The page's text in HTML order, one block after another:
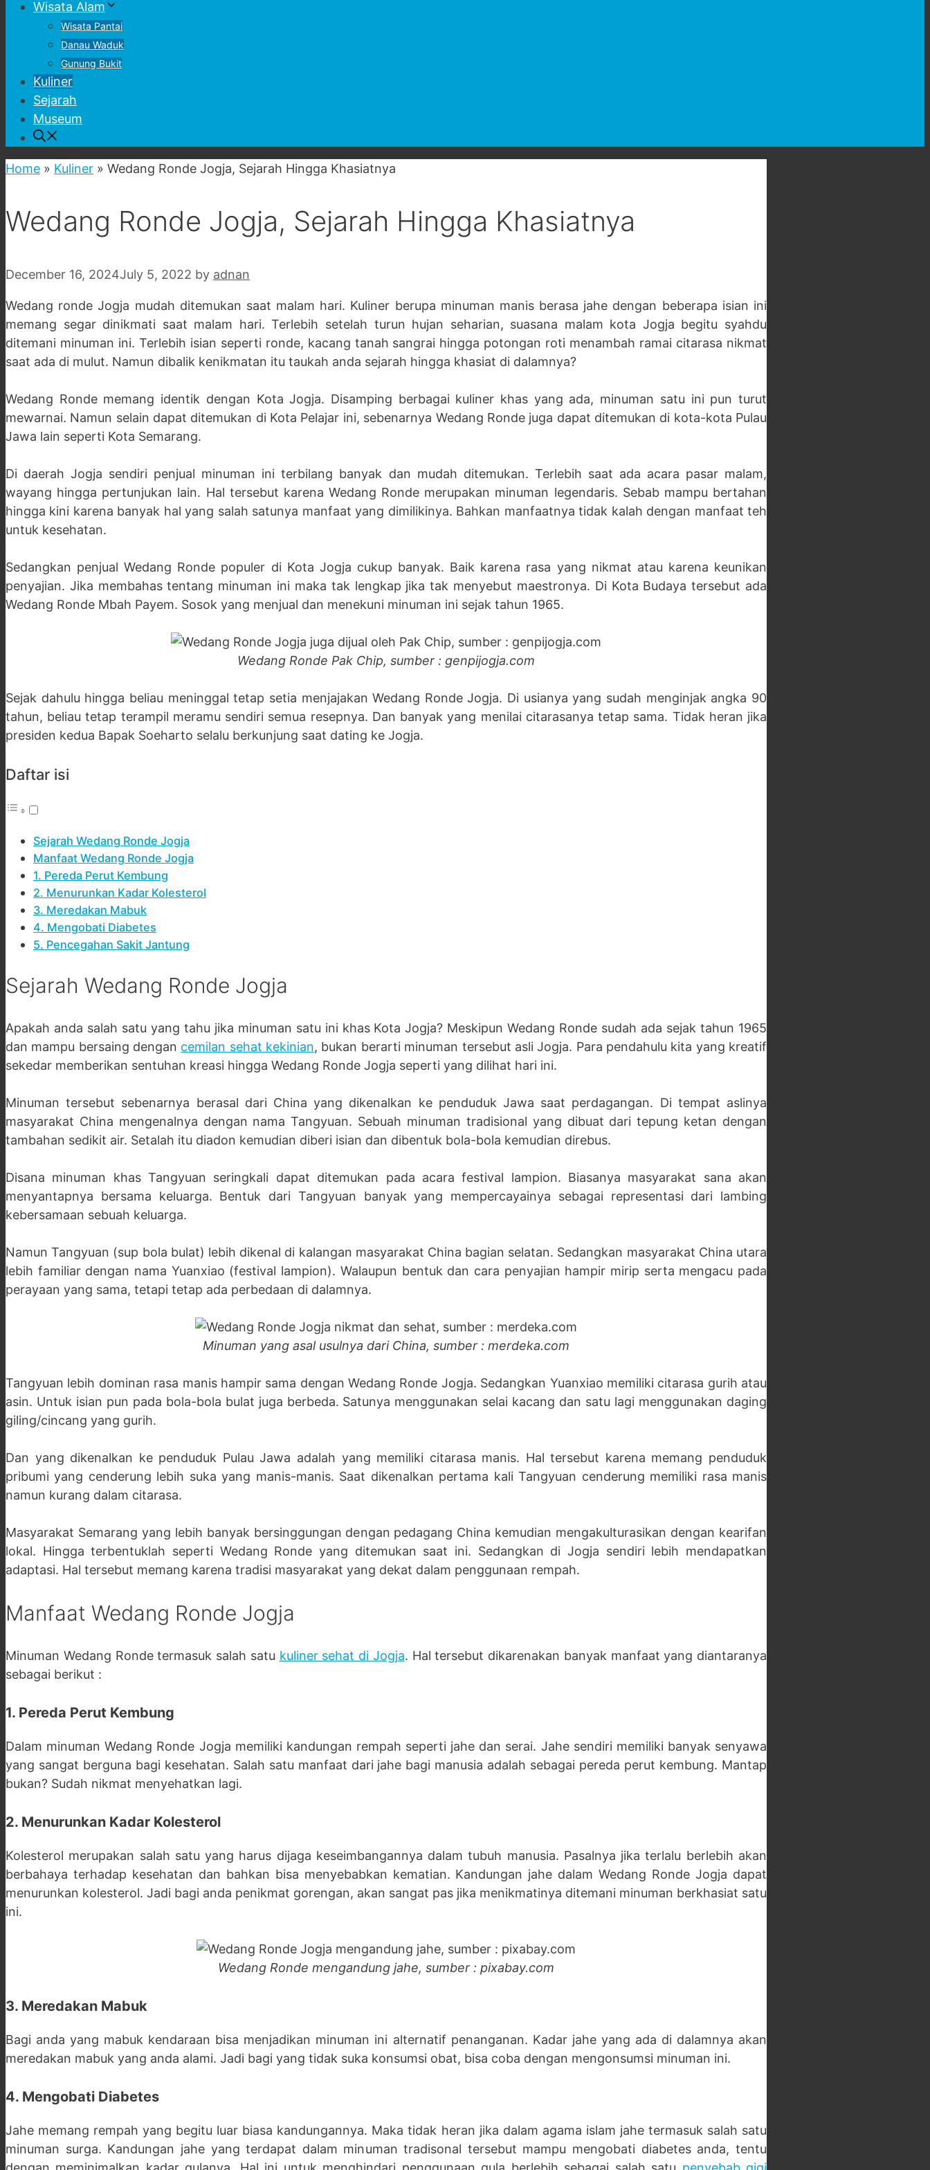
Wisata Alam
Wisata Pantai
Danau Waduk
Gunung Bukit
Kuliner
Sejarah
Museum
Home » Kuliner » Wedang Ronde Jogja, Sejarah Hingga Khasiatnya
Wedang Ronde Jogja, Sejarah Hingga Khasiatnya
December 16, 2024July 5, 2022 by adnan
Wedang ronde Jogja mudah ditemukan saat malam hari. Kuliner berupa minuman manis berasa jahe dengan beberapa isian ini
memang segar dinikmati saat malam hari. Terlebih setelah turun hujan seharian, suasana malam kota Jogja begitu syahdu
ditemani minuman ini. Terlebih isian seperti ronde, kacang tanah sangrai hingga potongan roti menambah ramai citarasa nikmat
saat ada di mulut. Namun dibalik kenikmatan itu taukah anda sejarah hingga khasiat di dalamnya?
Wedang Ronde memang identik dengan Kota Jogja. Disamping berbagai kuliner khas yang ada, minuman satu ini pun turut
mewarnai. Namun selain dapat ditemukan di Kota Pelajar ini, sebenarnya Wedang Ronde juga dapat ditemukan di kota-kota Pulau
Jawa lain seperti Kota Semarang.
Di daerah Jogja sendiri penjual minuman ini terbilang banyak dan mudah ditemukan. Terlebih saat ada acara pasar malam,
wayang hingga pertunjukan lain. Hal tersebut karena Wedang Ronde merupakan minuman legendaris. Sebab mampu bertahan
hingga kini karena banyak hal yang salah satunya manfaat yang dimilikinya. Bahkan manfaatnya tidak kalah dengan manfaat teh
untuk kesehatan.
Sedangkan penjual Wedang Ronde populer di Kota Jogja cukup banyak. Baik karena rasa yang nikmat atau karena keunikan
penyajian. Jika membahas tentang minuman ini maka tak lengkap jika tak menyebut maestronya. Di Kota Budaya tersebut ada
Wedang Ronde Mbah Payem. Sosok yang menjual dan menekuni minuman ini sejak tahun 1965.
Wedang Ronde Pak Chip, sumber : genpijogja.com
Sejak dahulu hingga beliau meninggal tetap setia menjajakan Wedang Ronde Jogja. Di usianya yang sudah menginjak angka 90
tahun, beliau tetap terampil meramu sendiri semua resepnya. Dan banyak yang menilai citarasanya tetap sama. Tidak heran jika
presiden kedua Bapak Soeharto selalu berkunjung saat dating ke Jogja.
Daftar isi
Sejarah Wedang Ronde Jogja
Manfaat Wedang Ronde Jogja
1. Pereda Perut Kembung
2. Menurunkan Kadar Kolesterol
3. Meredakan Mabuk
4. Mengobati Diabetes
5. Pencegahan Sakit Jantung
Sejarah Wedang Ronde Jogja
Apakah anda salah satu yang tahu jika minuman satu ini khas Kota Jogja? Meskipun Wedang Ronde sudah ada sejak tahun 1965
dan mampu bersaing dengan cemilan sehat kekinian, bukan berarti minuman tersebut asli Jogja. Para pendahulu kita yang kreatif
sekedar memberikan sentuhan kreasi hingga Wedang Ronde Jogja seperti yang dilihat hari ini.
Minuman tersebut sebenarnya berasal dari China yang dikenalkan ke penduduk Jawa saat perdagangan. Di tempat aslinya
masyarakat China mengenalnya dengan nama Tangyuan. Sebuah minuman tradisional yang dibuat dari tepung ketan dengan
tambahan sedikit air. Setalah itu diadon kemudian diberi isian dan dibentuk bola-bola kemudian direbus.
Disana minuman khas Tangyuan seringkali dapat ditemukan pada acara festival lampion. Biasanya masyarakat sana akan
menyantapnya bersama keluarga. Bentuk dari Tangyuan banyak yang mempercayainya sebagai representasi dari lambing
kebersamaan sebuah keluarga.
Namun Tangyuan (sup bola bulat) lebih dikenal di kalangan masyarakat China bagian selatan. Sedangkan masyarakat China utara
lebih familiar dengan nama Yuanxiao (festival lampion). Walaupun bentuk dan cara penyajian hampir mirip serta mengacu pada
perayaan yang sama, tetapi tetap ada perbedaan di dalamnya.
Minuman yang asal usulnya dari China, sumber : merdeka.com
Tangyuan lebih dominan rasa manis hampir sama dengan Wedang Ronde Jogja. Sedangkan Yuanxiao memiliki citarasa gurih atau
asin. Untuk isian pun pada bola-bola bulat juga berbeda. Satunya menggunakan selai kacang dan satu lagi menggunakan daging
giling/cincang yang gurih.
Dan yang dikenalkan ke penduduk Pulau Jawa adalah yang memiliki citarasa manis. Hal tersebut karena memang penduduk
pribumi yang cenderung lebih suka yang manis-manis. Saat dikenalkan pertama kali Tangyuan cenderung memiliki rasa manis
namun kurang dalam citarasa.
Masyarakat Semarang yang lebih banyak bersinggungan dengan pedagang China kemudian mengakulturasikan dengan kearifan
lokal. Hingga terbentuklah seperti Wedang Ronde yang ditemukan saat ini. Sedangkan di Jogja sendiri lebih mendapatkan
adaptasi. Hal tersebut memang karena tradisi masyarakat yang dekat dalam penggunaan rempah.
Manfaat Wedang Ronde Jogja
Minuman Wedang Ronde termasuk salah satu kuliner sehat di Jogja. Hal tersebut dikarenakan banyak manfaat yang diantaranya
sebagai berikut :
1. Pereda Perut Kembung
Dalam minuman Wedang Ronde Jogja memiliki kandungan rempah seperti jahe dan serai. Jahe sendiri memiliki banyak senyawa
yang sangat berguna bagi kesehatan. Salah satu manfaat dari jahe bagi manusia adalah sebagai pereda perut kembung. Mantap
bukan? Sudah nikmat menyehatkan lagi.
2. Menurunkan Kadar Kolesterol
Kolesterol merupakan salah satu yang harus dijaga keseimbangannya dalam tubuh manusia. Pasalnya jika terlalu berlebih akan
berbahaya terhadap kesehatan dan bahkan bisa menyebabkan kematian. Kandungan jahe dalam Wedang Ronde Jogja dapat
menurunkan kolesterol. Jadi bagi anda penikmat gorengan, akan sangat pas jika menikmatinya ditemani minuman berkhasiat satu
ini.
Wedang Ronde mengandung jahe, sumber : pixabay.com
3. Meredakan Mabuk
Bagi anda yang mabuk kendaraan bisa menjadikan minuman ini alternatif penanganan. Kadar jahe yang ada di dalamnya akan
meredakan mabuk yang anda alami. Jadi bagi yang tidak suka konsumsi obat, bisa coba dengan mengonsumsi minuman ini.
4. Mengobati Diabetes
Jahe memang rempah yang begitu luar biasa kandungannya. Maka tidak heran jika dalam agama islam jahe termasuk salah satu
minuman surga. Kandungan jahe yang terdapat dalam minuman tradisonal tersebut mampu mengobati diabetes anda, tentu